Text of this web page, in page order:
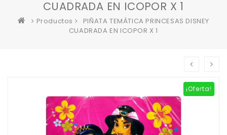
CUADRADA EN ICOPOR X 1
Productos
PIÑATA TEMÁTICA PRINCESAS DISNEY
CUADRADA EN ICOPOR X 1
¡Oferta!